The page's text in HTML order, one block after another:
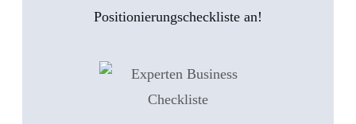
Positionierungscheckliste an!